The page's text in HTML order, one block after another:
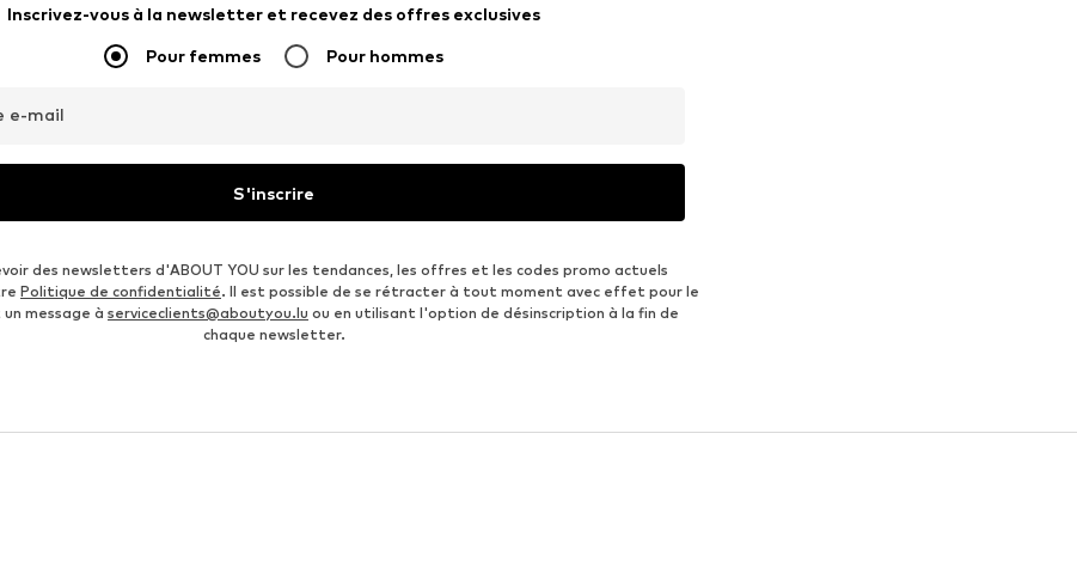
Inscrivez-vous à la newsletter et recevez des offres exclusives
Pour femmes Pour hommes
e-mail
S'inscrire
des newsletters d'ABOUT YOU sur les tendances, les offres et les codes promo actuels
Politique de confidentialité. Il est possible de se rétracter à tout moment avec effet pour le
message à serviceclients@aboutyou.lu ou en utilisant l'option de désinscription à la fin de
chaque newsletter.